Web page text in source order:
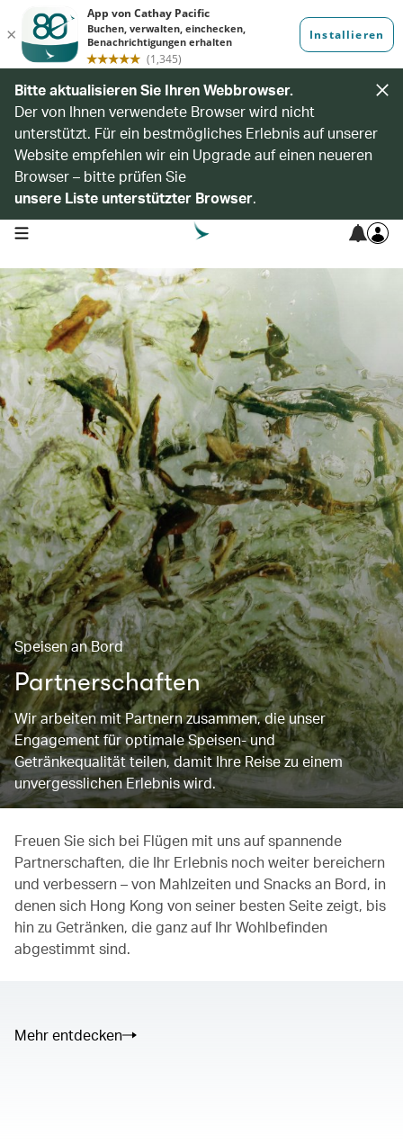
Bitte aktualisieren Sie Ihren Webbrowser.
Der von Ihnen verwendete Browser wird nicht
unterstützt. Für ein bestmögliches Erlebnis auf unserer
Website empfehlen wir ein Upgrade auf einen neueren
Browser – bitte prüfen Sie
unsere Liste unterstützter Browser.
open navigation menu
Speisen an Bord
Partnerschaften
Wir arbeiten mit Partnern zusammen, die unser
Engagement für optimale Speisen- und
Getränkequalität teilen, damit Ihre Reise zu einem
unvergesslichen Erlebnis wird.
Freuen Sie sich bei Flügen mit uns auf spannende
Partnerschaften, die Ihr Erlebnis noch weiter bereichern
und verbessern – von Mahlzeiten und Snacks an Bord, in
denen sich Hong Kong von seiner besten Seite zeigt, bis
hin zu Getränken, die ganz auf Ihr Wohlbefinden
abgestimmt sind.
Mehr entdecken